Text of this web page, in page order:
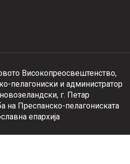
Високопреосвештенство,
пелагониски и администратор
г. Петар
на Преспанско-пелагониската
епархија